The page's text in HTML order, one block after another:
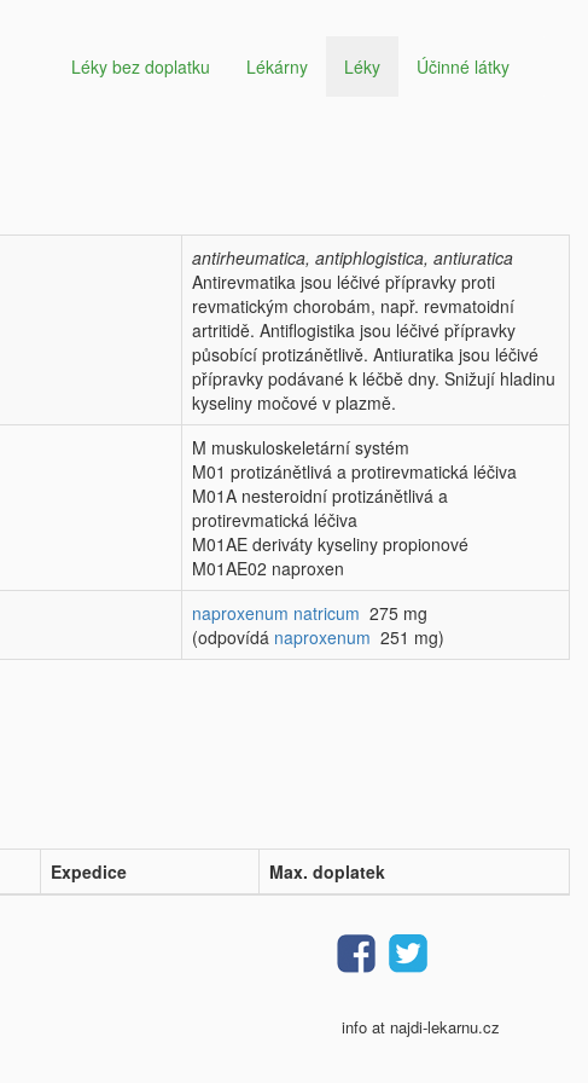
Léky bez doplatku Lékárny Léky Účinné látky
antirheumatica, antiphlogistica, antiuratica
Antirevmatika jsou léčivé přípravky proti
revmatickým chorobám, např. revmatoidní
artritidě. Antiflogistika jsou léčivé přípravky
působící protizánětlivě. Antiuratika jsou léčivé
přípravky podávané k léčbě dny. Snižují hladinu
kyseliny močové v plazmě.
M muskuloskeletární systém
M01 protizánětlivá a protirevmatická léčiva
M01A nesteroidní protizánětlivá a
protirevmatická léčiva
M01AE deriváty kyseliny propionové
M01AE02 naproxen
naproxenum natricum 275 mg
(odpovídá naproxenum 251 mg)
Expedice Max. doplatek
info at najdi-lekarnu.cz